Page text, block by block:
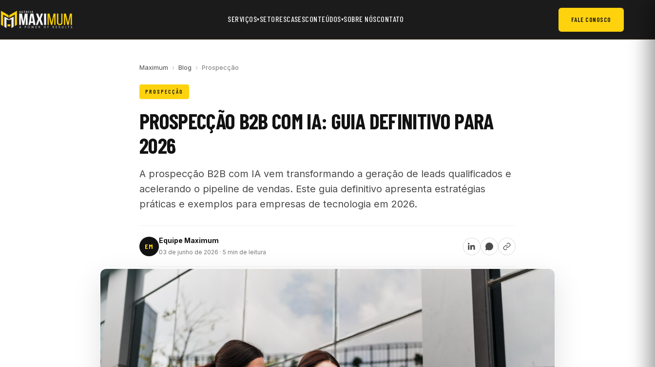
SERVIÇOS▾SETORESCASESCONTEÚDOS▾SOBRE NÓSCONTATO FALE CONOSCO
Maximum › Blog › Prospecção
PROSPECÇÃO
PROSPECÇÃO B2B COM IA: GUIA DEFINITIVO PARA
2026
A prospecção B2B com IA vem transformando a geração de leads qualificados e
acelerando o pipeline de vendas. Este guia definitivo apresenta estratégias
práticas e exemplos para empresas de tecnologia em 2026.
EM
Equipe Maximum
03 de junho de 2026 · 5 min de leitura